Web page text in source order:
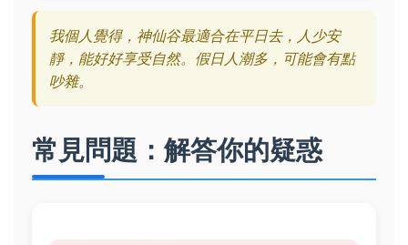
我個人覺得，神仙谷最適合在平日去，人少安
靜，能好好享受自然。假日人潮多，可能會有點
吵雜。
常見問題：解答你的疑惑